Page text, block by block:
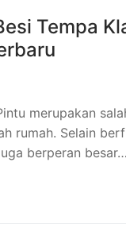
Tempa
merupakan
rumah. Selain
berperan besar…